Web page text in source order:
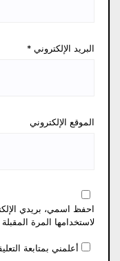
البريد الإلكتروني *
الموقع الإلكتروني
احفظ اسمي، بريدي
لاستخدامها المرة
أعلمني بمتابعة